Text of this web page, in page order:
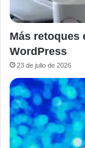
Más retoques
WordPress
23 de julio de 2026